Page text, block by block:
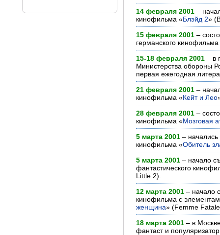
14 февраля 2001 –
кинофильма «Блэйд 2»
15 февраля 2001 –
германского кинофильма
15-18 февраля 2001 – в
Министерства обороны
первая ежегодная
21 февраля 2001 –
кинофильма «Кейт и Лео
28 февраля 2001 –
кинофильма «Мозговая
5 марта 2001 – начались
кинофильма «Обитель
5 марта 2001 – начало
фантастического
Little 2).
12 марта 2001 – начало
кинофильма с
женщина» (Femme
18 марта 2001 – в
фантаст и